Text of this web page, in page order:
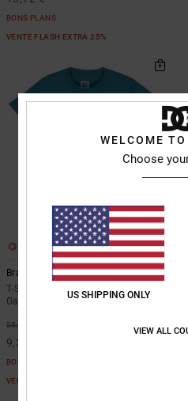
BONS PLANS
VENTE FLASH EXTRA 25%
Brap The Ride
T-Shirt à manches courtes Bleu
Garçon 8-16 ans
25,00 €
9,37 €
BONS PLANS
VENTE FLASH EXTRA 25%
WELCOME
Choose
US SHIPPING ONLY
VIEW ALL